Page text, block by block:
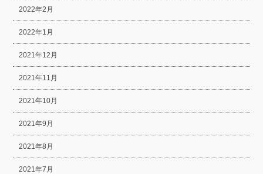
2022年2月
2022年1月
2021年12月
2021年11月
2021年10月
2021年9月
2021年8月
2021年7月